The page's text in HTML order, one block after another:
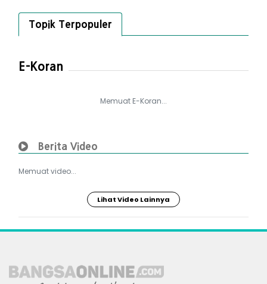
Topik Terpopuler
E-Koran
Memuat E-Koran...
Berita Video
Memuat video...
Lihat Video Lainnya